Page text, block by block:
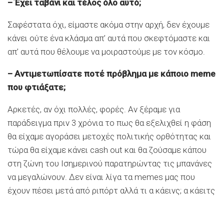
– Έχει ταβάνι και τέλος όλο αυτό;
Σαφέστατα όχι, είμαστε ακόμα στην αρχή, δεν έχουμε
κάνει ούτε ένα κλάσμα απ’ αυτά που σκεφτόμαστε και
απ’ αυτά που θέλουμε να μοιραστούμε με τον κόσμο.
– Αντιμετωπίσατε ποτέ πρόβλημα με κάποιο meme
που φτιάξατε;
Αρκετές, αν όχι πολλές, φορές. Αν ξέραμε για
παράδειγμα πριν 3 χρόνια το πως θα εξελιχθεί η φάση
θα είχαμε αγοράσει μετοχές πολιτικής ορθότητας και
τώρα θα είχαμε κάνει cash out και θα ζούσαμε κάπου
στη ζώνη του Ισημερινού παρατηρώντας τις μπανάνες
να μεγαλώνουν. Δεν είναι λίγα τα memes μας που
έχουν πέσει μετά από ριπόρτ αλλά τι α κάεινς; α κάειτς